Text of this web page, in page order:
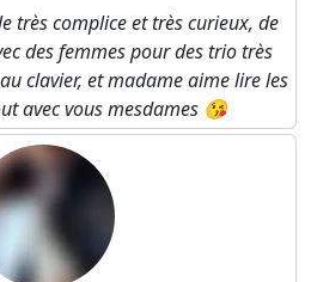
très complice et très curieux, de
des femmes pour des trio très
clavier, et madame aime lire les
avec vous mesdames 😘